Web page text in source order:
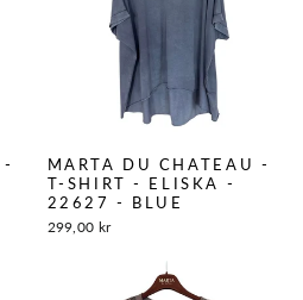
-
MARTA DU CHATEAU -
T-SHIRT - ELISKA -
22627 - BLUE
299,00 kr